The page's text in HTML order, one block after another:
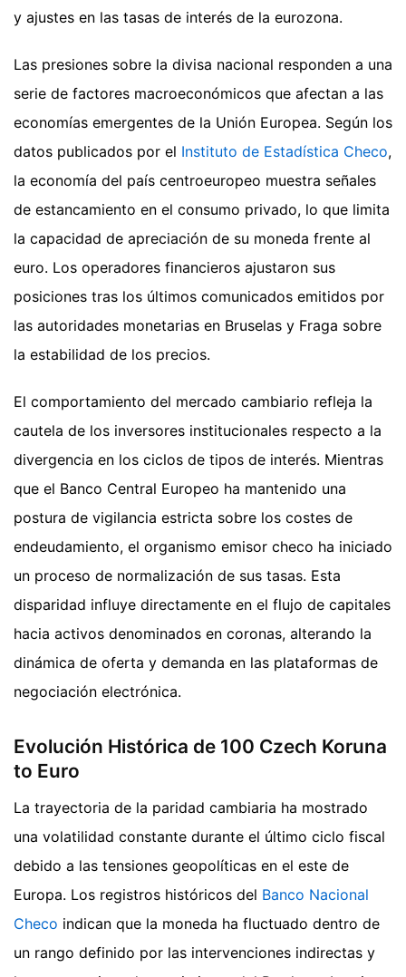
y ajustes en las tasas de interés de la eurozona.
Las presiones sobre la divisa nacional responden a una
serie de factores macroeconómicos que afectan a las
economías emergentes de la Unión Europea. Según los
datos publicados por el Instituto de Estadística Checo,
la economía del país centroeuropeo muestra señales
de estancamiento en el consumo privado, lo que limita
la capacidad de apreciación de su moneda frente al
euro. Los operadores financieros ajustaron sus
posiciones tras los últimos comunicados emitidos por
las autoridades monetarias en Bruselas y Fraga sobre
la estabilidad de los precios.
El comportamiento del mercado cambiario refleja la
cautela de los inversores institucionales respecto a la
divergencia en los ciclos de tipos de interés. Mientras
que el Banco Central Europeo ha mantenido una
postura de vigilancia estricta sobre los costes de
endeudamiento, el organismo emisor checo ha iniciado
un proceso de normalización de sus tasas. Esta
disparidad influye directamente en el flujo de capitales
hacia activos denominados en coronas, alterando la
dinámica de oferta y demanda en las plataformas de
negociación electrónica.
Evolución Histórica de 100 Czech Koruna
to Euro
La trayectoria de la paridad cambiaria ha mostrado
una volatilidad constante durante el último ciclo fiscal
debido a las tensiones geopolíticas en el este de
Europa. Los registros históricos del Banco Nacional
Checo indican que la moneda ha fluctuado dentro de
un rango definido por las intervenciones indirectas y